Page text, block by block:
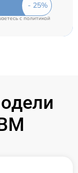
c политикой